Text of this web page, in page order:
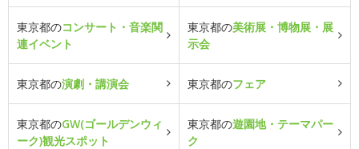
東京都のコンサート・音楽関
連イベント
東京都の美術展・博物展・展
示会
東京都の演劇・講演会 東京都のフェア
東京都のGW(ゴールデンウィ
ーク)観光スポット
東京都の遊園地・テーマパー
ク